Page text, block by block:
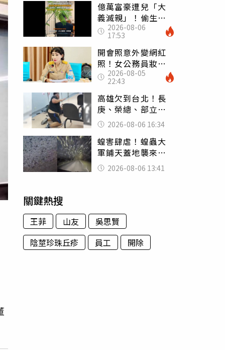
億萬富豪遭兒「大
義滅親」！偷生子
怕曝光 竟盜鄰居
身份辦假證落戶
2026-08-06
17:53
開會照意外變網紅
照！女公務員妝容
掀2千則留言 本人
怒嗆：化妝有錯嗎
2026-08-05
22:43
高雄欠到台北！長
庚、榮總、部立醫
院都受害 「醫療
暴力男」離譜紀錄
曝光
2026-08-06 16:34
蝗害肆虐！蝗蟲大
軍鋪天蓋地襲來宛
如末日 網驚：聖
經十災
2026-08-06 13:41
關鍵熱搜
王菲 山友
吳思賢
陰莖珍珠丘疹
員工 開除